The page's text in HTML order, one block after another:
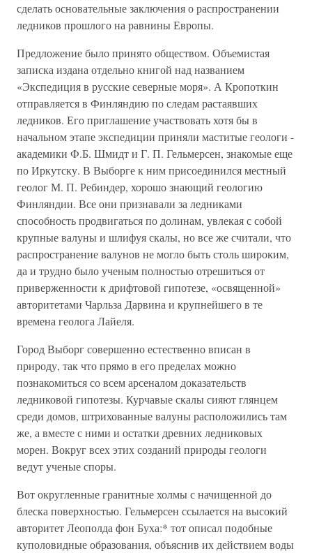
сделать основательные заключения о распространении
ледников прошлого на равнины Европы.
Предложение было принято обществом. Объемистая
записка издана отдельно книгой над названием
«Экспедиция в русские северные моря». А Кропоткин
отправляется в Финляндию по следам растаявших
ледников. Его приглашение участвовать хотя бы в
начальном этапе экспедиции приняли маститые геологи -
академики Ф.Б. Шмидт и Г. П. Гельмерсен, знакомые еще
по Иркутску. В Выборге к ним присоединился местный
геолог М. П. Ребиндер, хорошо знающий геологию
Финляндии. Все они признавали за ледниками
способность продвигаться по долинам, увлекая с собой
крупные валуны и шлифуя скалы, но все же считали, что
распространение валунов не могло быть столь широким,
да и трудно было ученым полностью отрешиться от
приверженности к дрифтовой гипотезе, «освященной»
авторитетами Чарльза Дарвина и крупнейшего в те
времена геолога Лайеля.
Город Выборг совершенно естественно вписан в
природу, так что прямо в его пределах можно
познакомиться со всем арсеналом доказательств
ледниковой гипотезы. Курчавые скалы сияют глянцем
среди домов, штрихованные валуны расположились там
же, а вместе с ними и остатки древних ледниковых
морен. Вокруг всех этих созданий природы геологи
ведут ученые споры.
Вот округленные гранитные холмы с начищенной до
блеска поверхностью. Гельмерсен ссылается на высокий
авторитет Леополда фон Буха:* тот описал подобные
куполовидные образования, объяснив их действием воды